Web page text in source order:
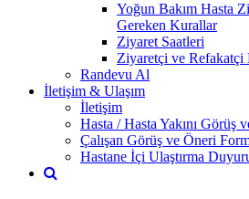
Yoğun Bakım Hasta
Gereken Kurallar
Ziyaret Saatleri
Ziyaretçi ve Refakatçi
Randevu Al
İletişim & Ulaşım
İletişim
Hasta / Hasta Yakını Görüş
Çalışan Görüş ve Öneri
Hastane İçi Ulaştırma